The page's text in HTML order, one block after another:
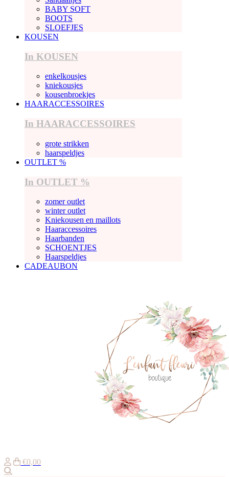
BABY SOFT
BOOTS
SLOEFJES
KOUSEN
In KOUSEN
enkelkousjes
kniekousjes
kousenbroekjes
HAARACCESSOIRES
In HAARACCESSOIRES
grote strikken
haarspeldjes
OUTLET %
In OUTLET %
zomer outlet
winter outlet
Kniekousen en maillots
Haaraccessoires
Haarbanden
SCHOENTJES
Haarspeldjes
CADEAUBON
€0,00